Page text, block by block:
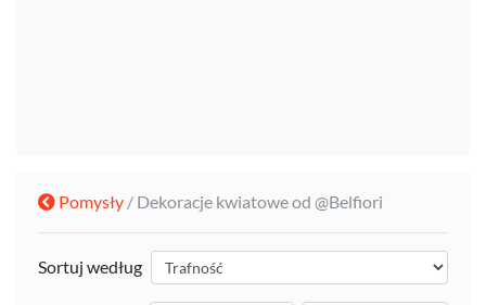
Pomysły / Dekoracje kwiatowe od @Belfiori
Sortuj według